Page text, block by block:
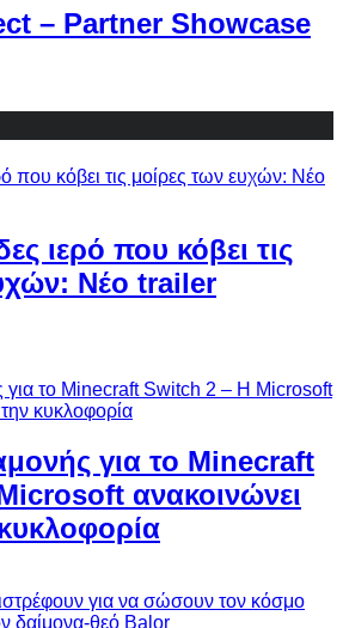
– Partner Showcase
ιερό που κόβει τις
Νέο trailer
για το Minecraft
ανακοινώνει